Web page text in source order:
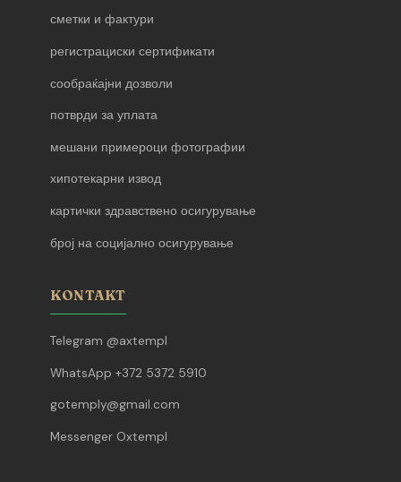
сметки и фактури
регистрациски сертификати
сообраќајни дозволи
потврди за уплата
мешани примероци фотографии
хипотекарни извод
картички здравствено осигурување
број на социјално осигурување
KONTAKT
Telegram @axtempl
WhatsApp +372 5372 5910
gotemply@gmail.com
Messenger Oxtempl